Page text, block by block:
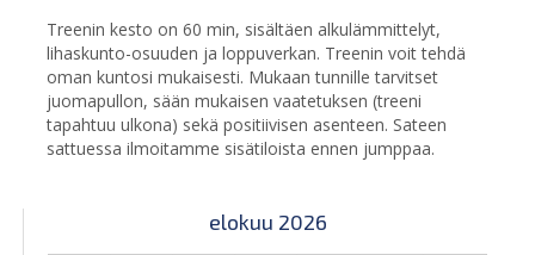
Treenin kesto on 60 min, sisältäen alkulämmittelyt,
lihaskunto-osuuden ja loppuverkan. Treenin voit tehdä
oman kuntosi mukaisesti. Mukaan tunnille tarvitset
juomapullon, sään mukaisen vaatetuksen (treeni
tapahtuu ulkona) sekä positiivisen asenteen. Sateen
sattuessa ilmoitamme sisätiloista ennen jumppaa.
elokuu 2026